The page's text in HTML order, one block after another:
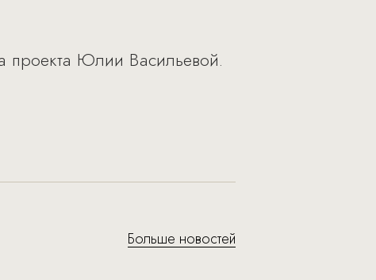
проекта Юлии Васильевой.
Больше новостей